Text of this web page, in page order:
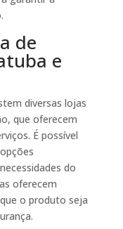
de
e
diversas lojas
que oferecem
É possível
do
oferecem
o produto seja